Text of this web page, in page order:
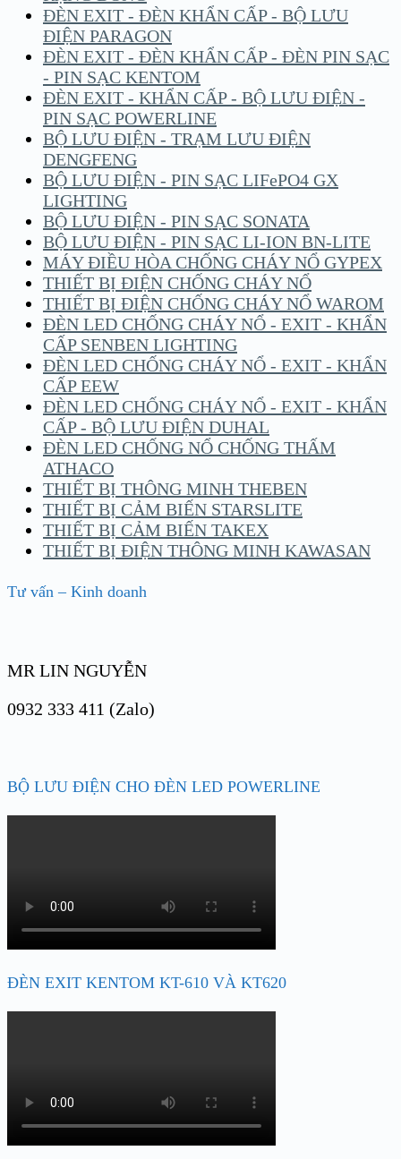
ĐÈN EXIT - ĐÈN KHẨN CẤP - BỘ LƯU
ĐIỆN PARAGON
ĐÈN EXIT - ĐÈN KHẨN CẤP - ĐÈN PIN SẠC
- PIN SẠC KENTOM
ĐÈN EXIT - KHẨN CẤP - BỘ LƯU ĐIỆN -
PIN SẠC POWERLINE
BỘ LƯU ĐIỆN - TRẠM LƯU ĐIỆN
DENGFENG
BỘ LƯU ĐIỆN - PIN SẠC LIFePO4 GX
LIGHTING
BỘ LƯU ĐIỆN - PIN SẠC SONATA
BỘ LƯU ĐIỆN - PIN SẠC LI-ION BN-LITE
MÁY ĐIỀU HÒA CHỐNG CHÁY NỔ GYPEX
THIẾT BỊ ĐIỆN CHỐNG CHÁY NỔ
THIẾT BỊ ĐIỆN CHỐNG CHÁY NỔ WAROM
ĐÈN LED CHỐNG CHÁY NỔ - EXIT - KHẨN
CẤP SENBEN LIGHTING
ĐÈN LED CHỐNG CHÁY NỔ - EXIT - KHẨN
CẤP EEW
ĐÈN LED CHỐNG CHÁY NỔ - EXIT - KHẨN
CẤP - BỘ LƯU ĐIỆN DUHAL
ĐÈN LED CHỐNG NỔ CHỐNG THẤM
ATHACO
THIẾT BỊ THÔNG MINH THEBEN
THIẾT BỊ CẢM BIẾN STARSLITE
THIẾT BỊ CẢM BIẾN TAKEX
THIẾT BỊ ĐIỆN THÔNG MINH KAWASAN
Tư vấn – Kinh doanh
MR LIN NGUYỄN
0932 333 411 (Zalo)
BỘ LƯU ĐIỆN CHO ĐÈN LED POWERLINE
ĐÈN EXIT KENTOM KT-610 VÀ KT620